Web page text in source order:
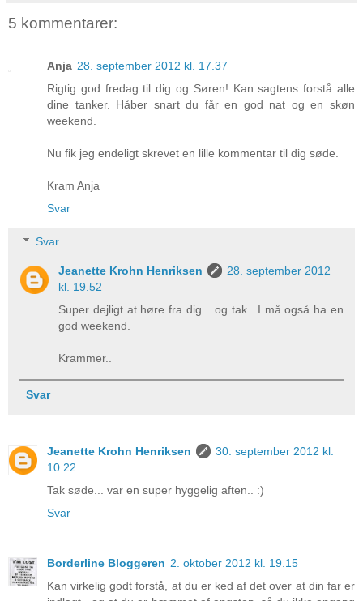
5 kommentarer:
Anja 28. september 2012 kl. 17.37
Rigtig god fredag til dig og Søren! Kan sagtens forstå alle
dine tanker. Håber snart du får en god nat og en skøn
weekend.
Nu fik jeg endeligt skrevet en lille kommentar til dig søde.
Kram Anja
Svar
Svar
Jeanette Krohn Henriksen
28. september 2012
kl. 19.52
Super dejligt at høre fra dig... og tak.. I må også ha en
god weekend.
Krammer..
Svar
Jeanette Krohn Henriksen
30. september 2012 kl.
10.22
Tak søde... var en super hyggelig aften.. :)
Svar
Borderline Bloggeren 2. oktober 2012 kl. 19.15
Kan virkelig godt forstå, at du er ked af det over at din far er